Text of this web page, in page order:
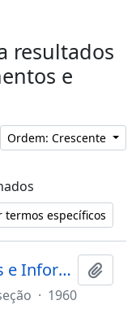
resultados
e
Ordem: Crescente
termos específicos
06 - Gestão de Documentos e Informações
· 1960